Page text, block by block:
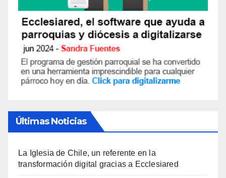
Últimas Noticias
La Iglesia de Chile, un referente en la
transformación digital gracias a Ecclesiared